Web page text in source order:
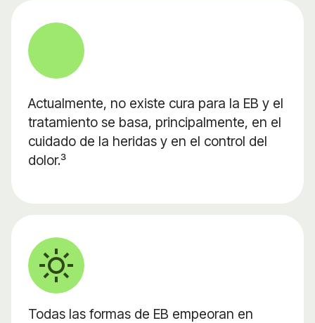
Actualmente, no existe cura para la EB y el
tratamiento se basa, principalmente, en el
cuidado de la heridas y en el control del
dolor.³
Todas las formas de EB empeoran en